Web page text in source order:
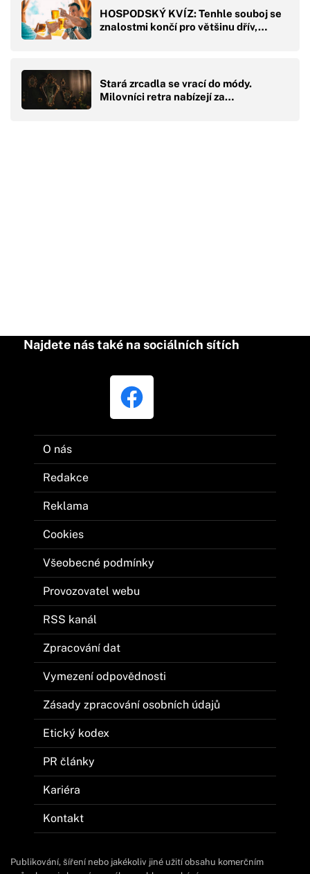
HOSPODSKÝ KVÍZ: Tenhle souboj se
znalostmi končí pro většinu dřív,…
Stará zrcadla se vrací do módy.
Milovníci retra nabízejí za…
Najdete nás také na sociálních sítích
O nás
Redakce
Reklama
Cookies
Všeobecné podmínky
Provozovatel webu
RSS kanál
Zpracování dat
Vymezení odpovědnosti
Zásady zpracování osobních údajů
Etický kodex
PR články
Kariéra
Kontakt
Publikování, šíření nebo jakékoliv jiné užití obsahu komerčním